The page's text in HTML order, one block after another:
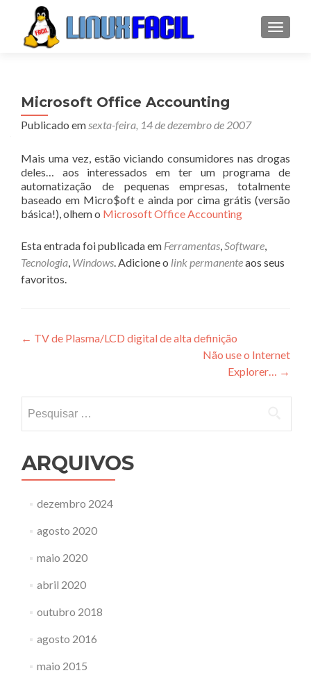
Microsoft Office Accounting
Publicado emsexta-feira, 14 de dezembro de 2007
Mais uma vez, estão viciando consumidores nas drogas
deles… aos interessados em ter um programa de
automatização de pequenas empresas, totalmente
baseado em Micro$oft e ainda por cima grátis (versão
básica!), olhem o Microsoft Office Accounting
Esta entrada foi publicada em Ferramentas,Software,
Tecnologia, Windows. Adicione o link permanenteaos seus
favoritos.
Navegação
Post
← TV de Plasma/LCD digital de alta definição
Não use o Internet
Explorer… →
por:
ARQUIVOS
dezembro 2024
agosto 2020
maio 2020
abril 2020
outubro 2018
agosto 2016
maio 2015